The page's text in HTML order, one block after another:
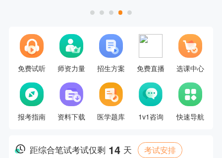
免费试听 师资力量 招生方案 免费直播 选课中心
报考指南 资料下载 医学题库 1v1咨询 快速导航
距综合笔试考试仅剩 14 天 考试安排